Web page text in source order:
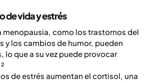
de vida y estrés
menopausia, como los trastornos del
y los cambios de humor, pueden
lo que a su vez puede provocar
de estrés aumentan el cortisol, una